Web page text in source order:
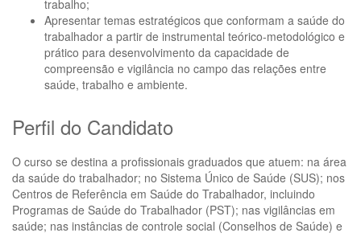
trabalho;
Apresentar temas estratégicos que conformam a saúde do
trabalhador a partir de instrumental teórico-metodológico e
prático para desenvolvimento da capacidade de
compreensão e vigilância no campo das relações entre
saúde, trabalho e ambiente.
Perfil do Candidato
O curso se destina a profissionais graduados que atuem: na área
da saúde do trabalhador; no Sistema Único de Saúde (SUS); nos
Centros de Referência em Saúde do Trabalhador, incluindo
Programas de Saúde do Trabalhador (PST); nas vigilâncias em
saúde; nas instâncias de controle social (Conselhos de Saúde) e